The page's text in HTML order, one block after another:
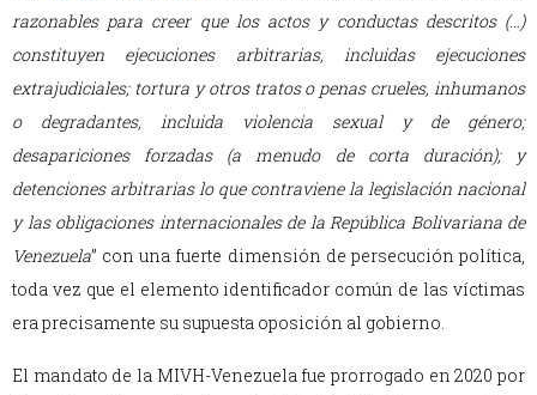
razonables para creer que los actos y conductas descritos (…)
constituyen ejecuciones arbitrarias, incluidas ejecuciones
extrajudiciales; tortura y otros tratos o penas crueles, inhumanos
o degradantes, incluida violencia sexual y de género;
desapariciones forzadas (a menudo de corta duración); y
detenciones arbitrarias lo que contraviene la legislación nacional
y las obligaciones internacionales de la República Bolivariana de
Venezuela” con una fuerte dimensión de persecución política,
toda vez que el elemento identificador común de las víctimas
era precisamente su supuesta oposición al gobierno.
El mandato de la MIVH-Venezuela fue prorrogado en 2020 por